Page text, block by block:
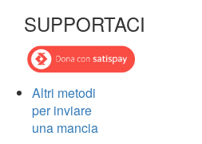
SUPPORTACI
Altri metodi
per inviare
una mancia